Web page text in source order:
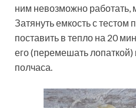
ним невозможно работать,
Затянуть емкость с тестом
поставить в тепло на 20
его (перемешать лопаткой)
полчаса.